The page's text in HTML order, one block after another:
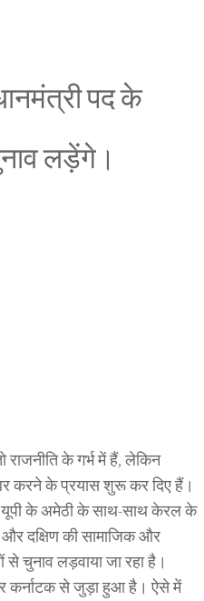
पद के
लड़ेंगे।
राजनीति के गर्भ में हैं, लेकिन
करने के प्रयास शुरू कर दिए हैं।
यूपी के अमेठी के साथ-साथ केरल के
दक्षिण की सामाजिक और
से चुनाव लड़वाया जा रहा है।
कर्नाटक से जुड़ा हुआ है। ऐसे में